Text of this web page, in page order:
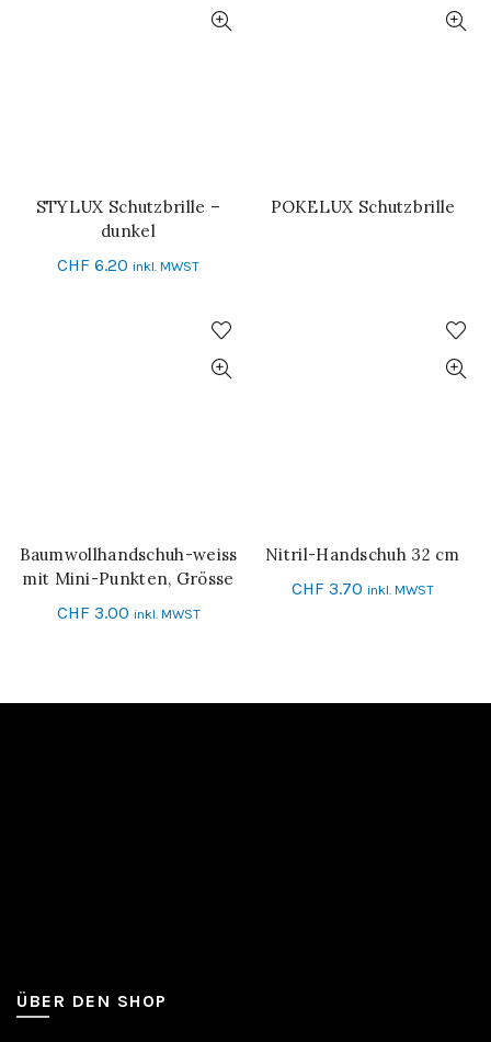
IN DEN WARENKORB
STYLUX Schutzbrille –
dunkel
CHF 6.20 inkl. MWST
WEITERLESEN
POKELUX Schutzbrille
IN DEN WARENKORB
Baumwollhandschuh-weiss
mit Mini-Punkten, Grösse
10
CHF 3.00 inkl. MWST
SCHNELL-EINKAUF
Nitril-Handschuh 32 cm
CHF 3.70 inkl. MWST
ÜBER DEN SHOP